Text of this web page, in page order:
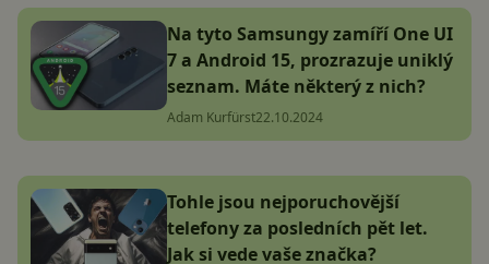
Na tyto Samsungy zamíří One UI
7 a Android 15, prozrazuje uniklý
seznam. Máte některý z nich?
Adam Kurfürst22.10.2024
Tohle jsou nejporuchovější
telefony za posledních pět let.
Jak si vede vaše značka?